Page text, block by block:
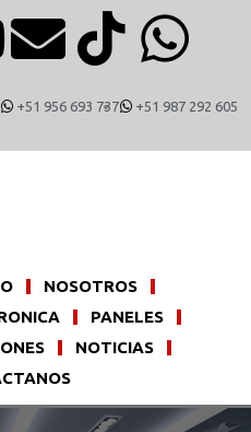
+51 956 693 737 +51 987 292 605
NOSOTROS
PANELES
NOTICIAS